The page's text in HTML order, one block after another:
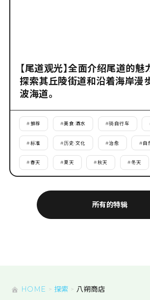
所有的特辑
【尾道观光】全面介绍尾道的魅
探索其丘陵街道和沿着海岸漫
波海道。
#推荐 #美食·酒水 #骑自行车
#标准 #历史·文化 #治愈 #自
#春天 #夏天 #秋天 #冬天
HOME 探索 八朔商店